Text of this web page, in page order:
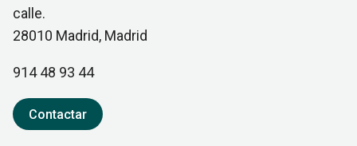
calle.
28010 Madrid, Madrid
914 48 93 44
Contactar